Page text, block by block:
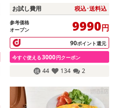
ッチメント/ローラーアタッチメ
ント付属)
お試し費用 税込･送料込
参考価格
オープン
9990円
90ポイント還元
今すぐ使える3000円クーポン
44 134 2